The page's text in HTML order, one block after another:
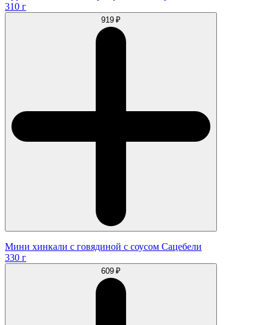
310 г
919 ₽
Мини хинкали с говядиной с соусом Сацебели
330 г
609 ₽